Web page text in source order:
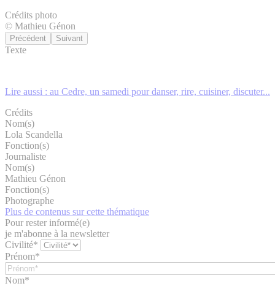
Crédits photo
© Mathieu Génon
Précédent Suivant
Texte
Lire aussi : au Cedre, un samedi pour danser, rire, cuisiner, discuter...
Crédits
Nom(s)
Lola Scandella
Fonction(s)
Journaliste
Nom(s)
Mathieu Génon
Fonction(s)
Photographe
Plus de contenus sur cette thématique
Pour rester informé(e)
je m'abonne à la newsletter
Civilité*
Prénom*
Nom*